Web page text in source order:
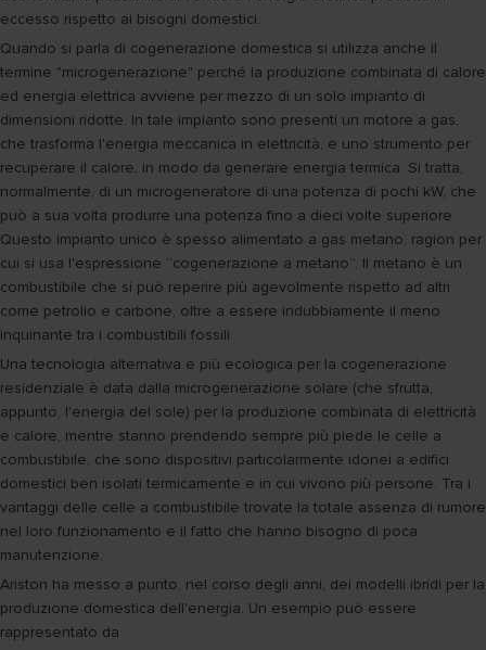
eccesso rispetto ai bisogni domestici.
Quando si parla di cogenerazione domestica si utilizza anche il
termine "microgenerazione" perché la produzione combinata di calore
ed energia elettrica avviene per mezzo di un solo impianto di
dimensioni ridotte. In tale impianto sono presenti un motore a gas,
che trasforma l'energia meccanica in elettricità, e uno strumento per
recuperare il calore, in modo da generare energia termica. Si tratta,
normalmente, di un microgeneratore di una potenza di pochi kW, che
può a sua volta produrre una potenza fino a dieci volte superiore.
Questo impianto unico è spesso alimentato a gas metano, ragion per
cui si usa l'espressione “cogenerazione a metano”. Il metano è un
combustibile che si può reperire più agevolmente rispetto ad altri
come petrolio e carbone, oltre a essere indubbiamente il meno
inquinante tra i combustibili fossili.
Una tecnologia alternativa e più ecologica per la cogenerazione
residenziale è data dalla microgenerazione solare (che sfrutta,
appunto, l'energia del sole) per la produzione combinata di elettricità
e calore, mentre stanno prendendo sempre più piede le celle a
combustibile, che sono dispositivi particolarmente idonei a edifici
domestici ben isolati termicamente e in cui vivono più persone. Tra i
vantaggi delle celle a combustibile trovate la totale assenza di rumore
nel loro funzionamento e il fatto che hanno bisogno di poca
manutenzione.
Ariston ha messo a punto, nel corso degli anni, dei modelli ibridi per la
produzione domestica dell'energia. Un esempio può essere
rappresentato da